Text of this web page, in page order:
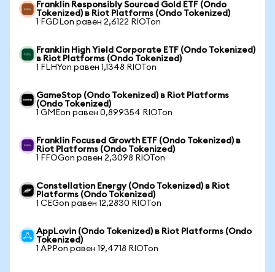
Franklin Responsibly Sourced Gold ETF (Ondo
Tokenized) в Riot Platforms (Ondo Tokenized)
1 FGDLon равен 2,6122 RIOTon
Franklin High Yield Corporate ETF (Ondo Tokenized)
в Riot Platforms (Ondo Tokenized)
1 FLHYon равен 1,1348 RIOTon
GameStop (Ondo Tokenized) в Riot Platforms
(Ondo Tokenized)
1 GMEon равен 0,899354 RIOTon
Franklin Focused Growth ETF (Ondo Tokenized) в
Riot Platforms (Ondo Tokenized)
1 FFOGon равен 2,3098 RIOTon
Constellation Energy (Ondo Tokenized) в Riot
Platforms (Ondo Tokenized)
1 CEGon равен 12,2830 RIOTon
AppLovin (Ondo Tokenized) в Riot Platforms (Ondo
Tokenized)
1 APPon равен 19,4718 RIOTon